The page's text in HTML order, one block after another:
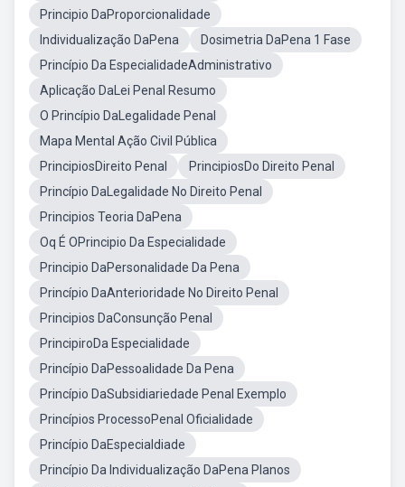
Principio DaProporcionalidade
Individualização DaPena
Dosimetria DaPena 1 Fase
Princípio Da EspecialidadeAdministrativo
Aplicação DaLei Penal Resumo
O Princípio DaLegalidade Penal
Mapa Mental Ação Civil Pública
PrincipiosDireito Penal
PrincipiosDo Direito Penal
Princípio DaLegalidade No Direito Penal
Principios Teoria DaPena
Oq É OPrincipio Da Especialidade
Principio DaPersonalidade Da Pena
Princípio DaAnterioridade No Direito Penal
Principios DaConsunção Penal
PrincipiroDa Especialidade
Princípio DaPessoalidade Da Pena
Princípio DaSubsidiariedade Penal Exemplo
Princípios ProcessoPenal Oficialidade
Princípio DaEspecialdiade
Princípio Da Individualização DaPena Planos